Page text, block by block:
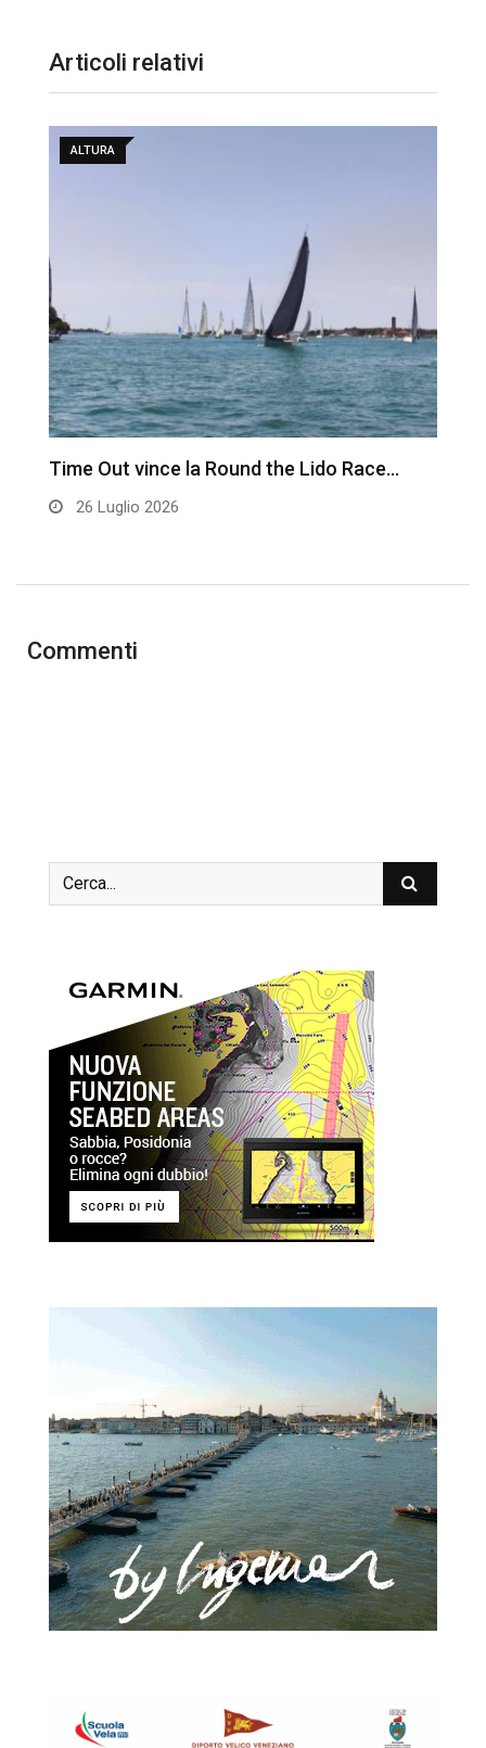
Articoli relativi
ALTURA
Time Out vince la Round the Lido Race…
26 Luglio 2026
Commenti